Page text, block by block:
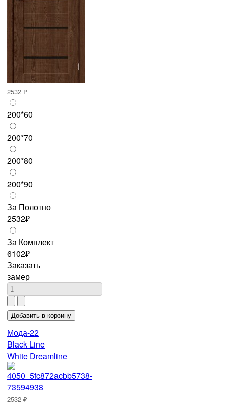
2532 ₽
200*60
200*70
200*80
200*90
За Полотно
2532₽
За Комплект
6102₽
Заказать
замер
Мода-22
Black Line
White Dreamline
2532 ₽